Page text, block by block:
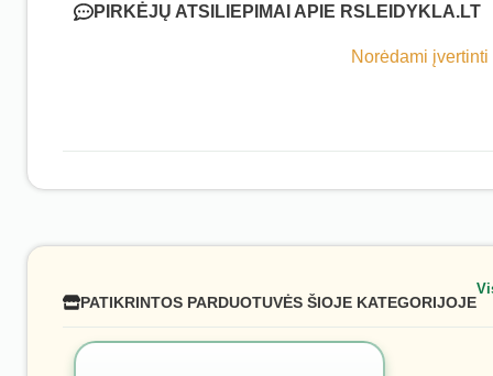
PIRKĖJŲ ATSILIEPIMAI APIE RSLEIDYKLA.LT
Norėdami
PATIKRINTOS PARDUOTUVĖS ŠIOJE KATEGORIJOJE